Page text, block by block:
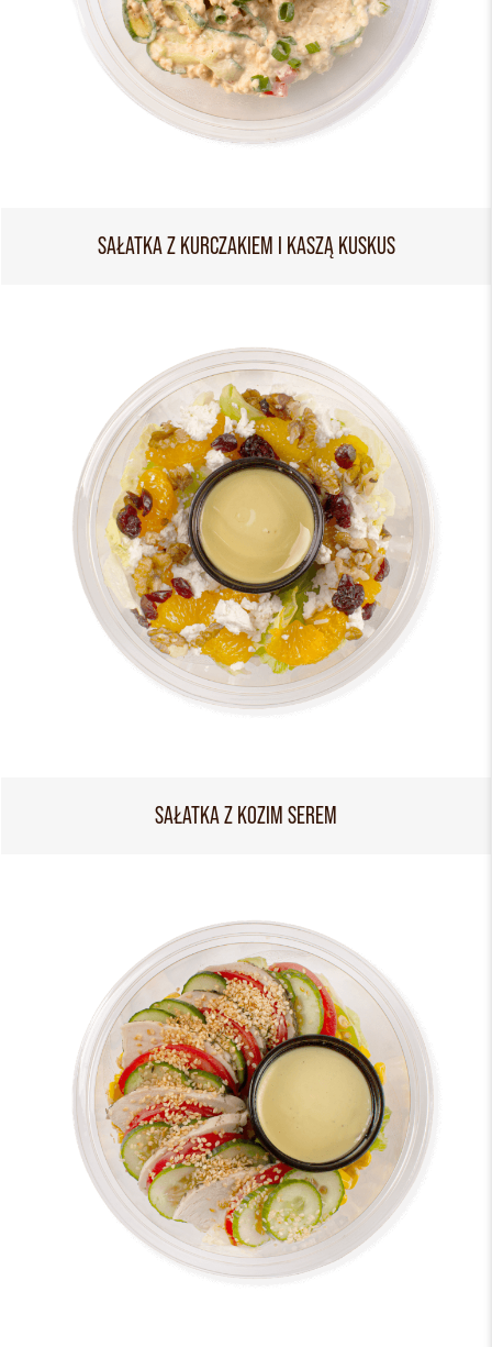
SAŁATKA Z KURCZAKIEM I KASZĄ KUSKUS
SAŁATKA Z KOZIM SEREM